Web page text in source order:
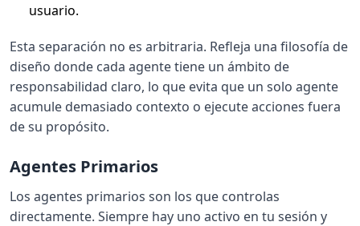
usuario.
Esta separación no es arbitraria. Refleja una filosofía de
diseño donde cada agente tiene un ámbito de
responsabilidad claro, lo que evita que un solo agente
acumule demasiado contexto o ejecute acciones fuera
de su propósito.
Agentes Primarios
Los agentes primarios son los que controlas
directamente. Siempre hay uno activo en tu sesión y